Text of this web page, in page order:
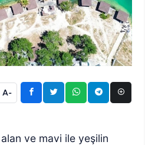
A-
alan ve mavi ile yeşilin